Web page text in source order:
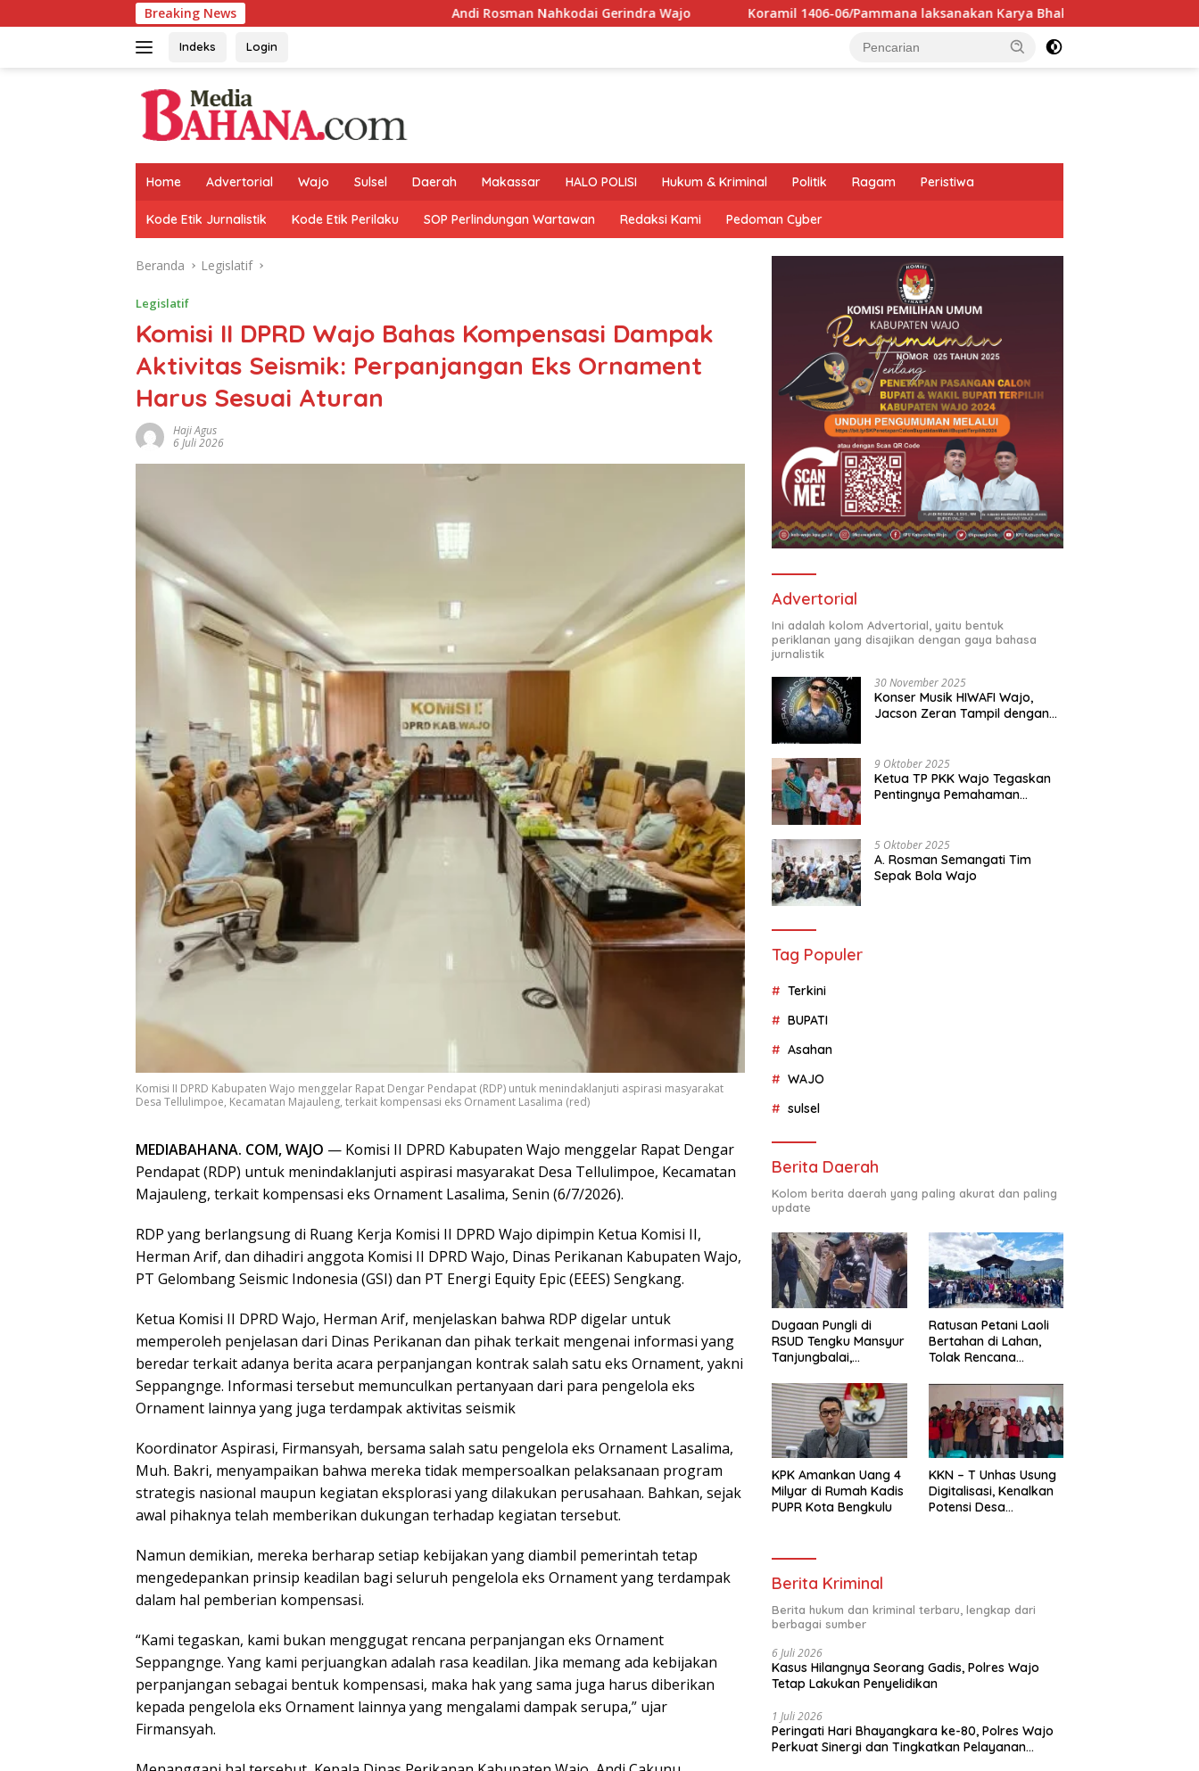
ke
Breaking News Andi Rosman Nahkodai Gerindra Wajo Koramil 1406-06/Pammana laksanakan Karya Bhakti bersama siswa SD 224 Pammana
Indeks Login
Home Advertorial Wajo Sulsel Daerah Makassar HALO POLISI Hukum & Kriminal Politik Ragam Peristiwa
Kode Etik Jurnalistik Kode Etik Perilaku SOP Perlindungan Wartawan Redaksi Kami Pedoman Cyber
Beranda Legislatif
Legislatif
Komisi II DPRD Wajo Bahas Kompensasi Dampak
Aktivitas Seismik: Perpanjangan Eks Ornament
Harus Sesuai Aturan
Haji Agus
6 Juli 2026
Komisi II DPRD Kabupaten Wajo menggelar Rapat Dengar Pendapat (RDP) untuk menindaklanjuti aspirasi masyarakat
Desa Tellulimpoe, Kecamatan Majauleng, terkait kompensasi eks Ornament Lasalima (red)
MEDIABAHANA. COM, WAJO — Komisi II DPRD Kabupaten Wajo menggelar Rapat Dengar
Pendapat (RDP) untuk menindaklanjuti aspirasi masyarakat Desa Tellulimpoe, Kecamatan
Majauleng, terkait kompensasi eks Ornament Lasalima, Senin (6/7/2026).
RDP yang berlangsung di Ruang Kerja Komisi II DPRD Wajo dipimpin Ketua Komisi II,
Herman Arif, dan dihadiri anggota Komisi II DPRD Wajo, Dinas Perikanan Kabupaten Wajo,
PT Gelombang Seismic Indonesia (GSI) dan PT Energi Equity Epic (EEES) Sengkang.
Ketua Komisi II DPRD Wajo, Herman Arif, menjelaskan bahwa RDP digelar untuk
memperoleh penjelasan dari Dinas Perikanan dan pihak terkait mengenai informasi yang
beredar terkait adanya berita acara perpanjangan kontrak salah satu eks Ornament, yakni
Seppangnge. Informasi tersebut memunculkan pertanyaan dari para pengelola eks
Ornament lainnya yang juga terdampak aktivitas seismik
Koordinator Aspirasi, Firmansyah, bersama salah satu pengelola eks Ornament Lasalima,
Muh. Bakri, menyampaikan bahwa mereka tidak mempersoalkan pelaksanaan program
strategis nasional maupun kegiatan eksplorasi yang dilakukan perusahaan. Bahkan, sejak
awal pihaknya telah memberikan dukungan terhadap kegiatan tersebut.
Namun demikian, mereka berharap setiap kebijakan yang diambil pemerintah tetap
mengedepankan prinsip keadilan bagi seluruh pengelola eks Ornament yang terdampak
dalam hal pemberian kompensasi.
“Kami tegaskan, kami bukan menggugat rencana perpanjangan eks Ornament
Seppangnge. Yang kami perjuangkan adalah rasa keadilan. Jika memang ada kebijakan
perpanjangan sebagai bentuk kompensasi, maka hak yang sama juga harus diberikan
kepada pengelola eks Ornament lainnya yang mengalami dampak serupa,” ujar
Firmansyah.
Advertorial
Ini adalah kolom Advertorial, yaitu bentuk
periklanan yang disajikan dengan gaya bahasa
jurnalistik
30 November 2025
Konser Musik HIWAFI Wajo,
Jacson Zeran Tampil dengan
9 Oktober 2025
Ketua TP PKK Wajo Tegaskan
Pentingnya Pemahaman
5 Oktober 2025
A. Rosman Semangati Tim
Sepak Bola Wajo
Tag Populer
Terkini
BUPATI
Asahan
WAJO
sulsel
Berita Daerah
Kolom berita daerah yang paling akurat dan paling
update
Dugaan Pungli di
RSUD Tengku Mansyur
Tanjungbalai,
Penegak Hukum Usut
Tuntas
Ratusan Petani Laoli
Bertahan di Lahan,
Tolak Rencana
Luwu Timur
KPK Amankan Uang 4
Milyar di Rumah Kadis
PUPR Kota Bengkulu
KKN – T Unhas Usung
Digitalisasi, Kenalkan
Potensi Desa
Berita Kriminal
Berita hukum dan kriminal terbaru, lengkap dari
berbagai sumber
6 Juli 2026
Kasus Hilangnya Seorang Gadis, Polres Wajo
Tetap Lakukan Penyelidikan
1 Juli 2026
Peringati Hari Bhayangkara ke-80, Polres Wajo
Perkuat Sinergi dan Tingkatkan Pelayanan